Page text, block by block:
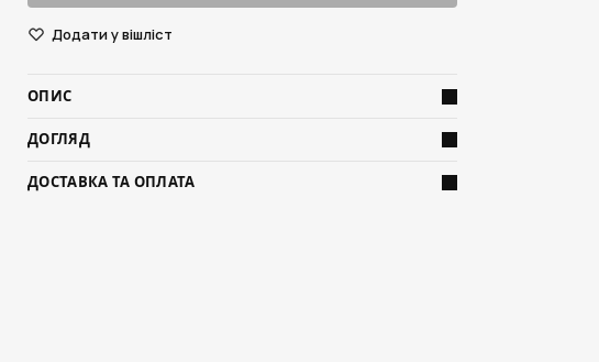
Додати у вішліст
ОПИС
ДОГЛЯД
ДОСТАВКА ТА ОПЛАТА